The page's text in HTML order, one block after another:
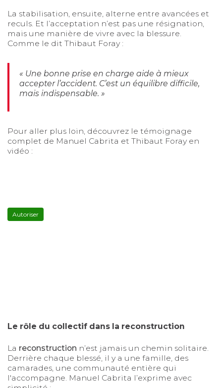
La stabilisation, ensuite, alterne entre avancées et
reculs. Et l’acceptation n’est pas une résignation,
mais une manière de vivre avec la blessure.
Comme le dit Thibaut Foray :
« Une bonne prise en charge aide à mieux
accepter l’accident. C’est un équilibre difficile,
mais indispensable. »
Pour aller plus loin, découvrez le témoignage
complet de Manuel Cabrita et Thibaut Foray en
vidéo :
Autoriser
Le rôle du collectif dans la reconstruction
La reconstruction n’est jamais un chemin solitaire.
Derrière chaque blessé, il y a une famille, des
camarades, une communauté entière qui
l'accompagne. Manuel Cabrita l’exprime avec